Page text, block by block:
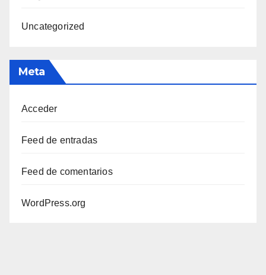
Uncategorized
Meta
Acceder
Feed de entradas
Feed de comentarios
WordPress.org